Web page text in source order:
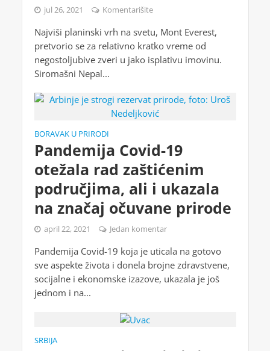
jul 26, 2021 Komentarišite
Najviši planinski vrh na svetu, Mont Everest,
pretvorio se za relativno kratko vreme od
negostoljubive zveri u jako isplativu imovinu.
Siromašni Nepal...
BORAVAK U PRIRODI
Pandemija Covid-19
otežala rad zaštićenim
područjima, ali i ukazala
na značaj očuvane prirode
april 22, 2021 Jedan komentar
Pandemija Covid-19 koja je uticala na gotovo
sve aspekte života i donela brojne zdravstvene,
socijalne i ekonomske izazove, ukazala je još
jednom i na...
SRBIJA